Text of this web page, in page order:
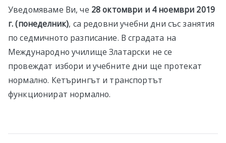
Уведомяваме Ви, че 28 октомври и 4 ноември 2019
г. (понеделник), са редовни учебни дни със занятия
по седмичното разписание. В сградата на
Международно училище Златарски не се
провеждат избори и учебните дни ще протекат
нормално. Кетърингът и транспортът
функционират нормално.